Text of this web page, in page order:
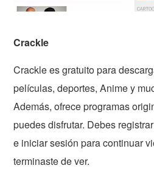
Crackle
Crackle es gratuito para
películas, deportes, Anime y
Además, ofrece programas
puedes disfrutar. Debes
e iniciar sesión para continuar
terminaste de ver.